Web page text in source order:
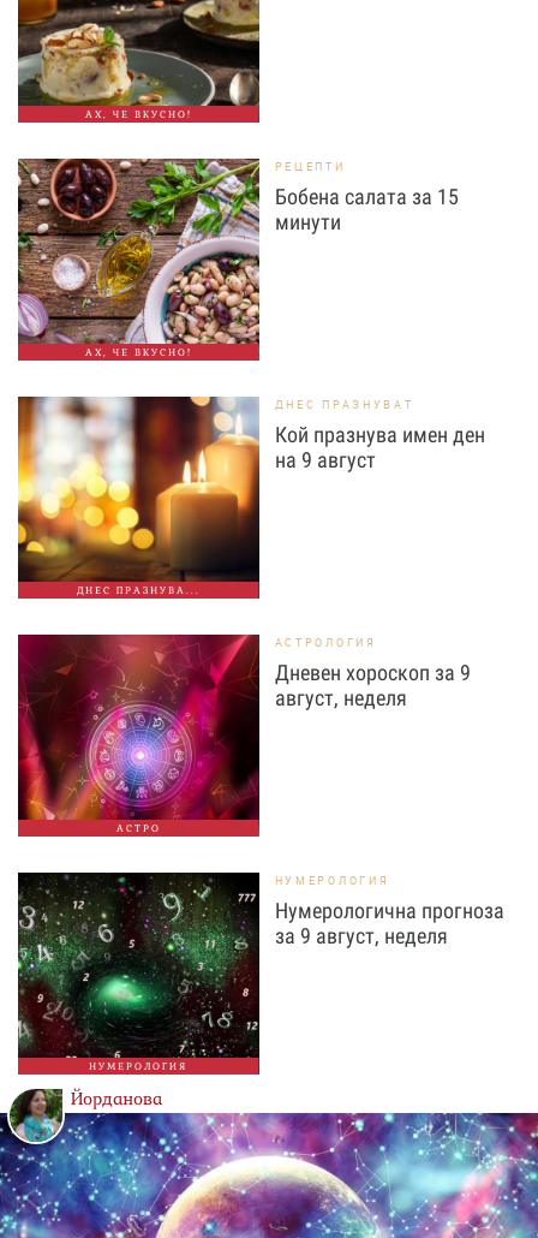
АХ, ЧЕ ВКУСНО!
АХ, ЧЕ ВКУСНО!
РЕЦЕПТИ
Бобена салата за 15
минути
ДНЕС ПРАЗНУВА...
ДНЕС ПРАЗНУВАТ
Кой празнува имен ден
на 9 август
АСТРО
АСТРОЛОГИЯ
Дневен хороскоп за 9
август, неделя
НУМЕРОЛОГИЯ
НУМЕРОЛОГИЯ
Нумерологична прогноза
за 9 август, неделя
Йорданова